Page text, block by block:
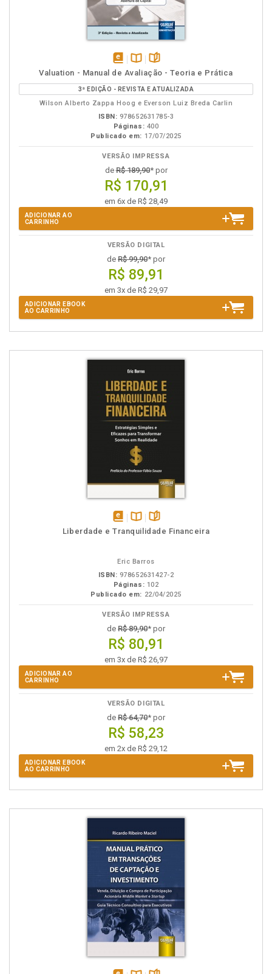
disponível
em
eBook
Disponível
na
B.V.
páginas
Valuation - Manual de Avaliação - Teoria e Prática
3ª EDIÇÃO - REVISTA E ATUALIZADA
Wilson Alberto Zappa Hoog e Everson Luiz Breda Carlin
ISBN: 978652631785-3
Páginas: 400
Publicado em: 17/07/2025
VERSÃO IMPRESSA
deR$ 189,90* por
R$ 170,91
em 6x de R$ 28,49
ADICIONAR AO
CARRINHO
VERSÃO DIGITAL
de R$ 99,90* por
R$ 89,91
em 3x de R$ 29,97
ADICIONAR EBOOK
AO CARRINHO
disponível
Disponível
páginas
Liberdade e Tranquilidade Financeira
Eric Barros
ISBN: 978652631427-2
Páginas: 102
Publicado em: 22/04/2025
VERSÃO IMPRESSA
de R$ 89,90* por
R$ 80,91
em 3x de R$ 26,97
ADICIONAR AO
CARRINHO
VERSÃO DIGITAL
de R$ 64,70* por
R$ 58,23
em 2x de R$ 29,12
ADICIONAR EBOOK
AO CARRINHO